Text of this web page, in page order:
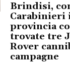
Brindisi,
Carabinieri
provincia
trovate tre
Rover
campagne